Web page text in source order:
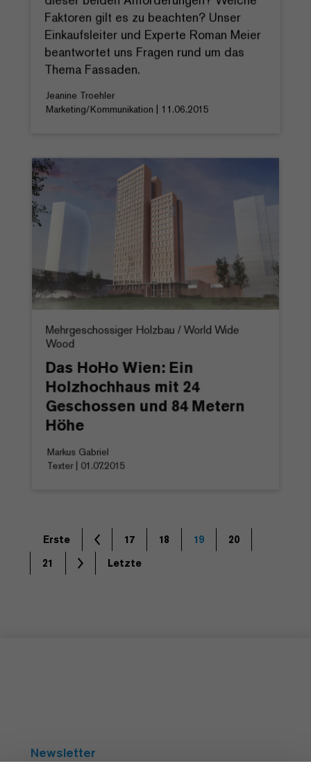
Faktoren gilt es zu beachten? Unser
Einkaufsleiter und Experte Roman Meier
beantwortet uns Fragen rund um das
Thema Fassaden.
Jeanine Troehler
Marketing/Kommunikation | 11.06.2015
Mehrgeschossiger Holzbau / World Wide
Wood
Das HoHo Wien: Ein
Holzhochhaus mit 24
Geschossen und 84 Metern
Höhe
Markus Gabriel
Texter | 01.07.2015
Erste 17 18 19
20
21
Letzte
Newsletter